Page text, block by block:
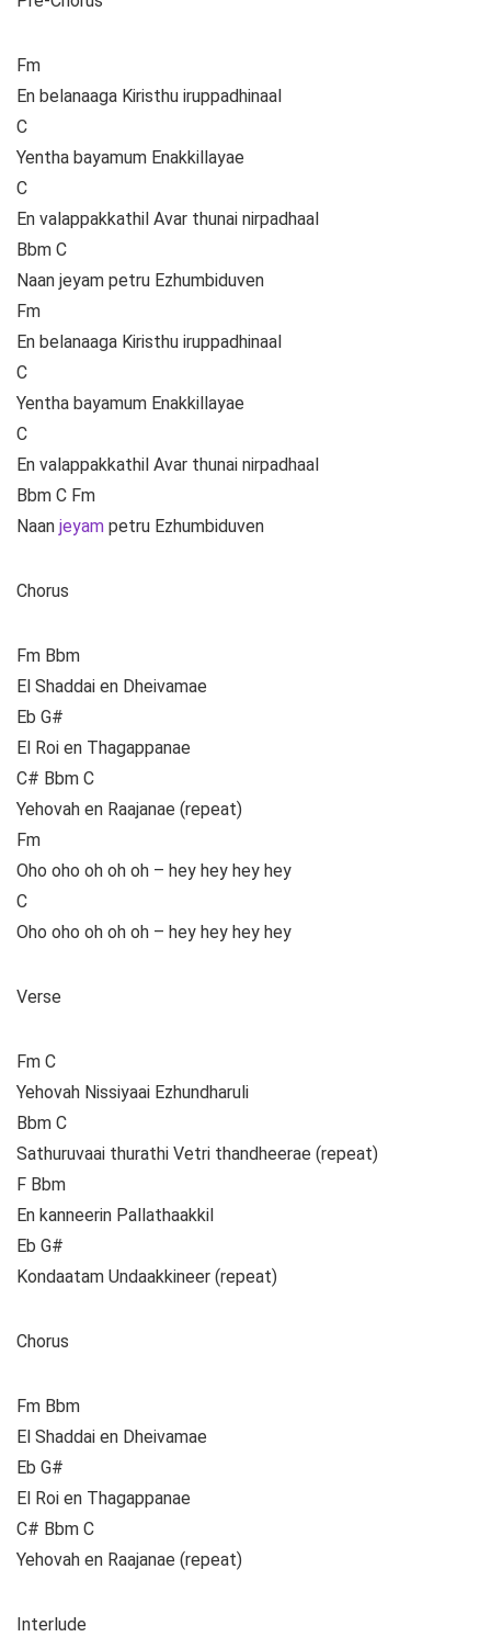
Fm
En belanaaga Kiristhu iruppadhinaal
C
Yentha bayamum Enakkillayae
C
En valappakkathil Avar thunai nirpadhaal
Bbm C
Naan jeyam petru Ezhumbiduven
Fm
En belanaaga Kiristhu iruppadhinaal
C
Yentha bayamum Enakkillayae
C
En valappakkathil Avar thunai nirpadhaal
Bbm C Fm
Naan jeyam petru Ezhumbiduven
Chorus
Fm Bbm
El Shaddai en Dheivamae
Eb G#
El Roi en Thagappanae
C# Bbm C
Yehovah en Raajanae (repeat)
Fm
Oho oho oh oh oh – hey hey hey hey
C
Oho oho oh oh oh – hey hey hey hey
Verse
Fm C
Yehovah Nissiyaai Ezhundharuli
Bbm C
Sathuruvaai thurathi Vetri thandheerae (repeat)
F Bbm
En kanneerin Pallathaakkil
Eb G#
Kondaatam Undaakkineer (repeat)
Chorus
Fm Bbm
El Shaddai en Dheivamae
Eb G#
El Roi en Thagappanae
C# Bbm C
Yehovah en Raajanae (repeat)
Interlude